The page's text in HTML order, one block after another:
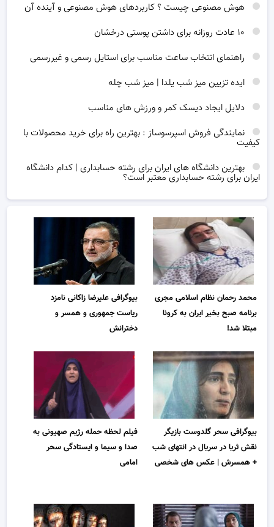
هوش مصنوعی چیست ؟ کاربردهای هوش مصنوعی و آینده آن
راهنمای انتخاب ساعت مناسب برای استایل رسمی و غیررسمی
ایده تزیین میز شب یلدا | میز شب چله
دلایل ایجاد دیسک کمر و ورزش های مناسب
نمایندگی فروش اسپرسوساز : بهترین راه برای خرید محصولات با
کیفیت
بهترین دانشگاه های ایران برای رشته حسابداری | کدام دانشگاه
ایران برای رشته حسابداری معتبر است؟
محمد رحمان نظام‌ اسلامی مجری
برنامه صبح بخیر ایران به کرونا
مبتلا شد!
بیوگرافی علیرضا زاکانی نامزد
ریاست جمهوری و همسر و
دخترانش
بیوگرافی سحر گلدوست بازیگر
نقش ثریا در سریال در انتهای شب
+ همسرش | عکس های شخصی
فیلم لحظه حمله رژیم صهیونی به
صدا و سیما و ایستادگی سحر
امامی